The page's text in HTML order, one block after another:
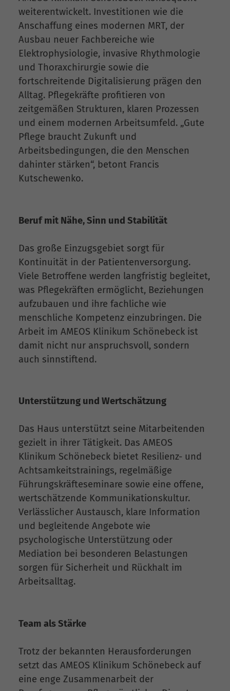
weiterentwickelt. Investitionen wie die
Anschaffung eines modernen MRT, der
Ausbau neuer Fachbereiche wie
Elektrophysiologie, invasive Rhythmologie
und Thoraxchirurgie sowie die
fortschreitende Digitalisierung prägen den
Alltag. Pflegekräfte profitieren von
zeitgemäßen Strukturen, klaren Prozessen
und einem modernen Arbeitsumfeld. „Gute
Pflege braucht Zukunft und
Arbeitsbedingungen, die den Menschen
dahinter stärken“, betont Francis
Kutschewenko.
Beruf mit Nähe, Sinn und Stabilität
Das große Einzugsgebiet sorgt für
Kontinuität in der Patientenversorgung.
Viele Betroffene werden langfristig begleitet,
was Pflegekräften ermöglicht, Beziehungen
aufzubauen und ihre fachliche wie
menschliche Kompetenz einzubringen. Die
Arbeit im AMEOS Klinikum Schönebeck ist
damit nicht nur anspruchsvoll, sondern
auch sinnstiftend.
Unterstützung und Wertschätzung
Das Haus unterstützt seine Mitarbeitenden
gezielt in ihrer Tätigkeit. Das AMEOS
Klinikum Schönebeck bietet Resilienz- und
Achtsamkeitstrainings, regelmäßige
Führungskräfteseminare sowie eine offene,
wertschätzende Kommunikationskultur.
Verlässlicher Austausch, klare Information
und begleitende Angebote wie
psychologische Unterstützung oder
Mediation bei besonderen Belastungen
sorgen für Sicherheit und Rückhalt im
Arbeitsalltag.
Team als Stärke
Trotz der bekannten Herausforderungen
setzt das AMEOS Klinikum Schönebeck auf
eine enge Zusammenarbeit der